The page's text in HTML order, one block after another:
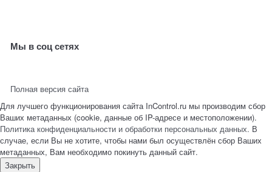
Мы в соц сетях
Полная версия сайта
Для лучшего функционирования сайта InControl.ru мы производим сбор
Ваших метаданных (cookie, данные об IP-адресе и местоположении).
Политика конфиденциальности и обработки персональных данных. В
случае, если Вы не хотите, чтобы нами был осуществлён сбор Ваших
метаданных, Вам необходимо покинуть данный сайт.
Закрыть